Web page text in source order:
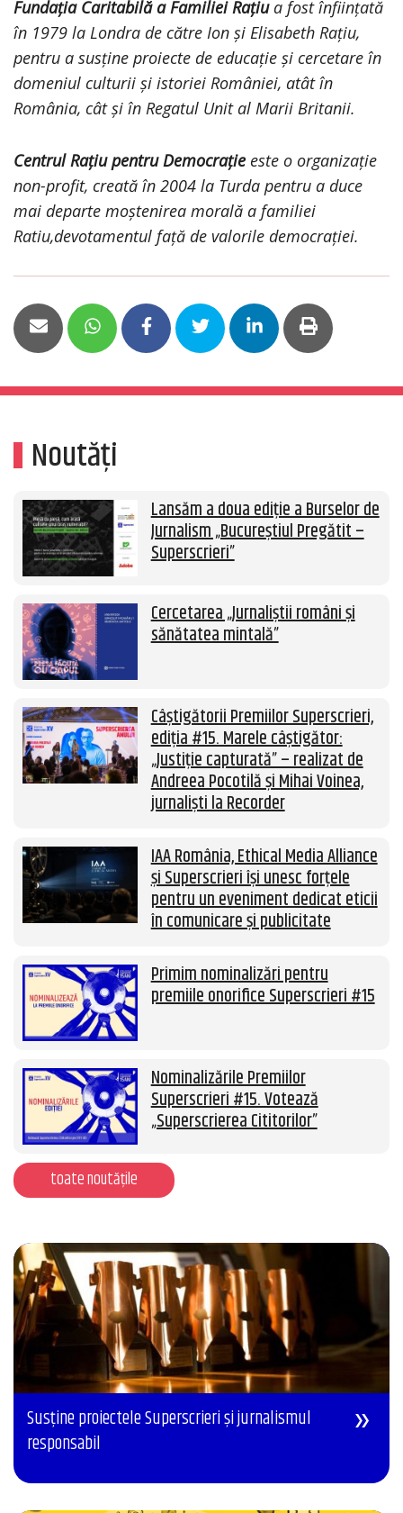
Fundația Caritabilă a Familiei Rațiua fost înființată
în 1979 la Londra de către Ion și Elisabeth Rațiu,
pentru a susține proiecte de educație și cercetare în
domeniul culturii și istoriei României, atât în
România, cât și în Regatul Unit al Marii Britanii.
Centrul Rațiu pentru Democrațieeste o organizație
non-profit, creată în 2004 la Turda pentru a duce
mai departe moștenirea morală a familiei
Ratiu,devotamentul față de valorile democrației.
Noutăți
Lansăm a doua ediție a Burselor de
Jurnalism „Bucureștiul Pregătit –
Superscrieri”
Cercetarea „Jurnaliștii români și
sănătatea mintală”
Câștigătorii Premiilor Superscrieri,
ediția #15. Marele câștigător:
„Justiție capturată” – realizat de
Andreea Pocotilă și Mihai Voinea,
jurnaliști la Recorder
IAA România, Ethical Media Alliance
și Superscrieri își unesc forțele
pentru un eveniment dedicat eticii
în comunicare și publicitate
Primim nominalizări pentru
premiile onorifice Superscrieri #15
Nominalizările Premiilor
Superscrieri #15. Votează
„Superscrierea Cititorilor”
toate noutățile
Susține proiectele Superscrieri și jurnalismul
responsabil